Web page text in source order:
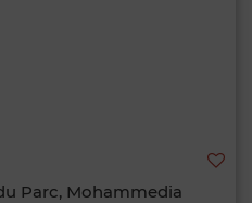
Parc, Mohammedia